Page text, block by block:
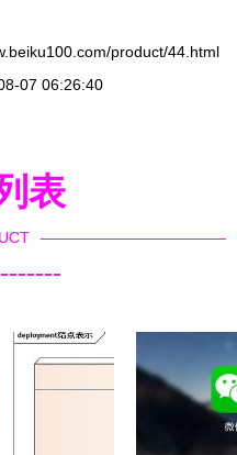
product/44.html
07 06:26:40
表